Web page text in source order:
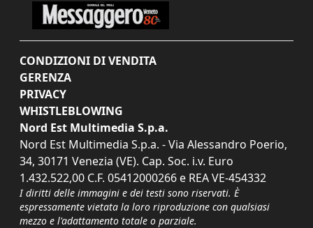
CONDIZIONI DI VENDITA
GERENZA
PRIVACY
WHISTLEBLOWING
Nord Est Multimedia S.p.a.
Nord Est Multimedia S.p.a. - Via Alessandro Poerio,
34, 30171 Venezia (VE). Cap. Soc. i.v. Euro
1.432.522,00 C.F. 05412000266 e REA VE-454332
I diritti delle immagini e dei testi sono riservati. È
espressamente vietata la loro riproduzione con qualsiasi
mezzo e l'adattamento totale o parziale.